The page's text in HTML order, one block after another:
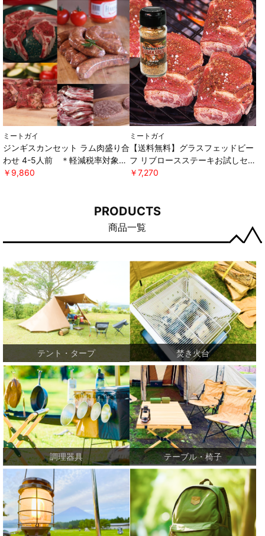
ム ＊軽減税率対象 [ミートガイ]
ミートガイ
ジンギスカンセット ラム肉盛り合
わせ 4-5人前 ＊軽減税率対象
[ミートガイ]
￥9,860
ミートガイ
【送料無料】グラスフェッドビー
フ リブロースステーキお試しセッ
ト オリジナルスパイス付き ＊軽
￥7,270
PRODUCTS
商品一覧
テント・タープ 焚き火台
調理器具 テーブル・椅子